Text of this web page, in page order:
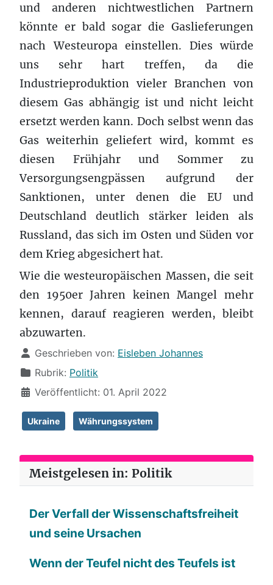
und anderen nichtwestlichen Partnern
könnte er bald sogar die Gaslieferungen
nach Westeuropa einstellen. Dies würde
uns sehr hart treffen, da die
Industrieproduktion vieler Branchen von
diesem Gas abhängig ist und nicht leicht
ersetzt werden kann. Doch selbst wenn das
Gas weiterhin geliefert wird, kommt es
diesen Frühjahr und Sommer zu
Versorgungsengpässen aufgrund der
Sanktionen, unter denen die EU und
Deutschland deutlich stärker leiden als
Russland, das sich im Osten und Süden vor
dem Krieg abgesichert hat.
Wie die westeuropäischen Massen, die seit
den 1950er Jahren keinen Mangel mehr
kennen, darauf reagieren werden, bleibt
abzuwarten.
Details
Geschrieben von: Eisleben Johannes
Rubrik: Politik
Veröffentlicht: 01. April 2022
Ukraine Währungssystem
Meistgelesen in: Politik
Der Verfall der Wissenschaftsfreiheit
und seine Ursachen
Wenn der Teufel nicht des Teufels ist